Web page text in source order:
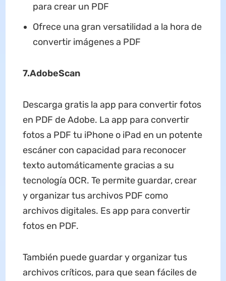
para crear un PDF
Ofrece una gran versatilidad a la hora de
convertir imágenes a PDF
7.AdobeScan
Descarga gratis la app para convertir fotos
en PDF de Adobe. La app para convertir
fotos a PDF tu iPhone o iPad en un potente
escáner con capacidad para reconocer
texto automáticamente gracias a su
tecnología OCR. Te permite guardar, crear
y organizar tus archivos PDF como
archivos digitales. Es app para convertir
fotos en PDF.
También puede guardar y organizar tus
archivos críticos, para que sean fáciles de